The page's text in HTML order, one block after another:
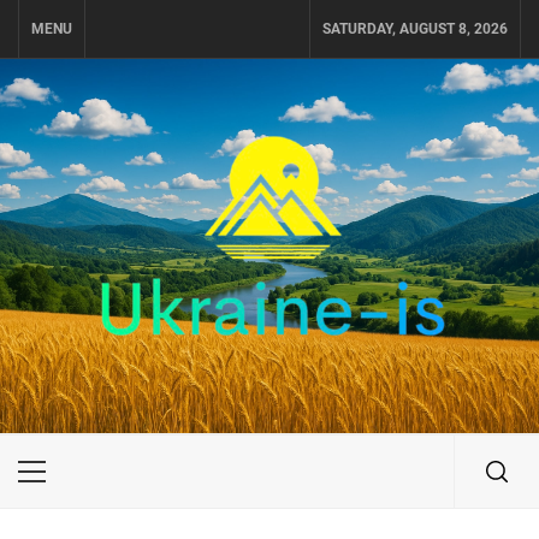
MENU SATURDAY, AUGUST 8, 2026
UKRAINE-IS
ПУТЕШЕСТВИЕ ПО УКРАИНЕ
Primary